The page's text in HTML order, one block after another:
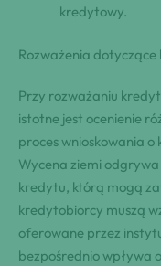
kredytowy.
Rozważenia
Przy rozważaniu
istotne jest ocenienie
proces wnioskowania
Wycena ziemi
kredytu, którą mogą
kredytobiorcy muszą
oferowane przez
bezpośrednio wpływa